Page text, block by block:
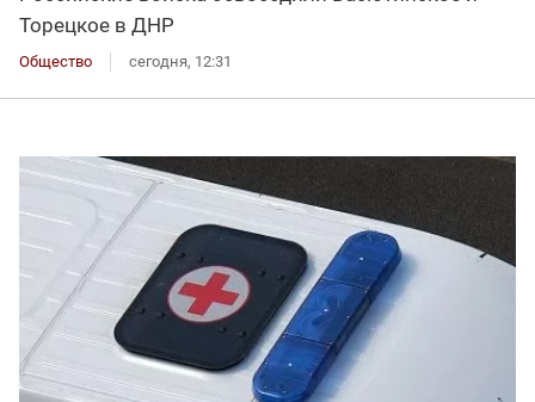
Торецкое в ДНР
Общество сегодня, 12:31